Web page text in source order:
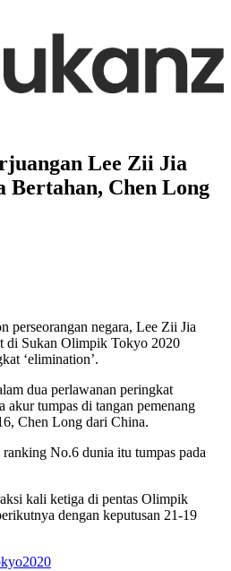
Lee Zii Jia
Bertahan, Chen Long
perseorangan negara, Lee Zii Jia
di Sukan Olimpik Tokyo 2020
‘elimination’.
dua perlawanan peringkat
tumpas di tangan pemenang
Chen Long dari China.
No.6 dunia itu tumpas pada
kali ketiga di pentas Olimpik
dengan keputusan 21-19